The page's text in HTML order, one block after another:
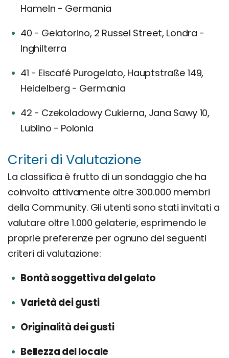
Hameln - Germania
40 - Gelatorino, 2 Russel Street, Londra -
Inghilterra
41 - Eiscafé Purogelato, Hauptstraße 149,
Heidelberg - Germania
42 - Czekoladowy Cukierna, Jana Sawy 10,
Lublino - Polonia
Criteri di Valutazione
La classifica è frutto di un sondaggio che ha
coinvolto attivamente oltre 300.000 membri
della Community. Gli utenti sono stati invitati a
valutare oltre 1.000 gelaterie, esprimendo le
proprie preferenze per ognuno dei seguenti
criteri di valutazione:
Bontà soggettiva del gelato
Varietà dei gusti
Originalità dei gusti
Bellezza del locale